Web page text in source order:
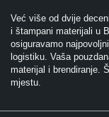
Već više od dvije
i štampani materijali u
osiguravamo
logistiku. Vaša
materijal i brendiranje.
mjestu.